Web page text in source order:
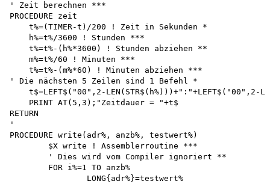
' Zeit berechnen ***
PROCEDURE zeit
    t%=(TIMER-t)/200 ! Zeit in Sekunden *
    h%=t%/3600 ! Stunden ***
    t%=t%-(h%*3600) ! Stunden abziehen **
    m%=t%/60 ! Minuten ***
    t%=t%-(m%*60) ! Minuten abziehen ***
' Die nächsten 5 Zeilen sind 1 Befehl *
t$=LEFT$("00",2-LEN(STR$(h%)))+":"+LEFT$("00",2-
    PRINT AT(5,3);"Zeitdauer = "+t$
RETURN
'
PROCEDURE write(adr%, anzb%, testwert%)